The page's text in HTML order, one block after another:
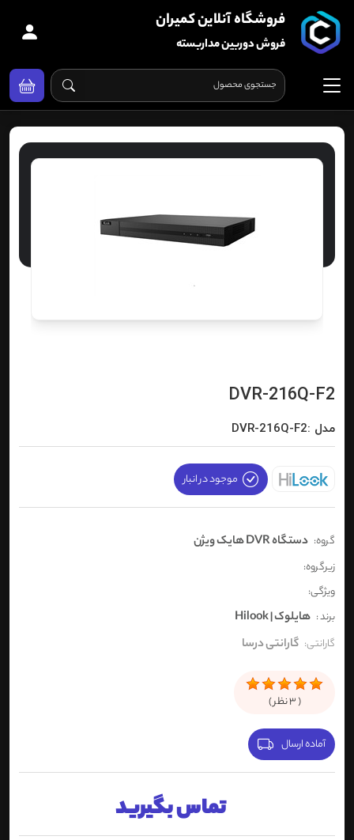
فروشگاه آنلاین کمیران
فروش دوربین مداربسته
DVR-216Q-F2
مدل :DVR-216Q-F2
موجود در انبار
گروه: دستگاه DVR هایک ویژن
زیرگروه:
ویژگی:
برند : هایلوک | Hilook
گارانتی: گارانتی درسا
(
3نظر )
آماده ارسال
تماس بگیرید